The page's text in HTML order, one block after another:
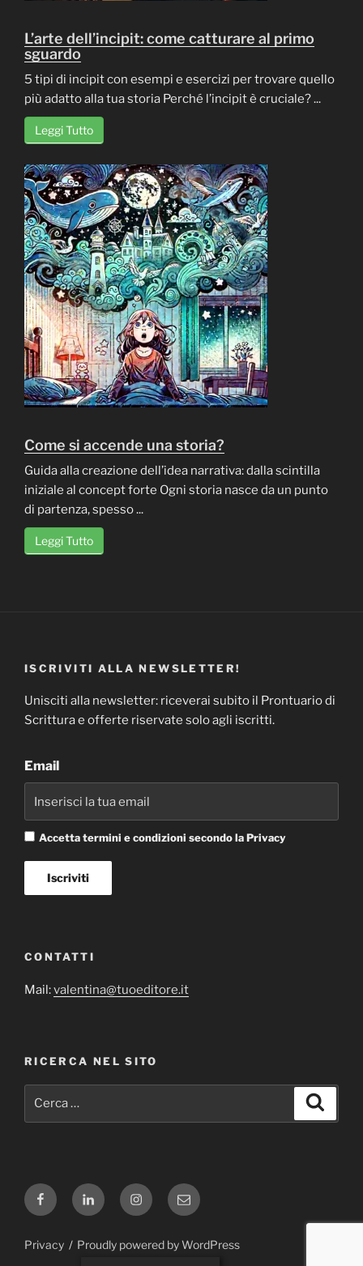
L’arte dell’incipit: come catturare al primo
sguardo
5 tipi di incipit con esempi e esercizi per trovare quello
più adatto alla tua storia Perché l’incipit è cruciale? ...
Leggi Tutto
Come si accende una storia?
Guida alla creazione dell’idea narrativa: dalla scintilla
iniziale al concept forte Ogni storia nasce da un punto
di partenza, spesso ...
Leggi Tutto
ISCRIVITI ALLA NEWSLETTER!
Unisciti alla newsletter: riceverai subito il Prontuario di
Scrittura e offerte riservate solo agli iscritti.
Email
Accetta termini e condizioni secondo la Privacy
CONTATTI
Mail:valentina@tuoeditore.it
RICERCA NEL SITO
FacebookLinkedinInstagramEmail
Privacy Proudly powered by WordPress